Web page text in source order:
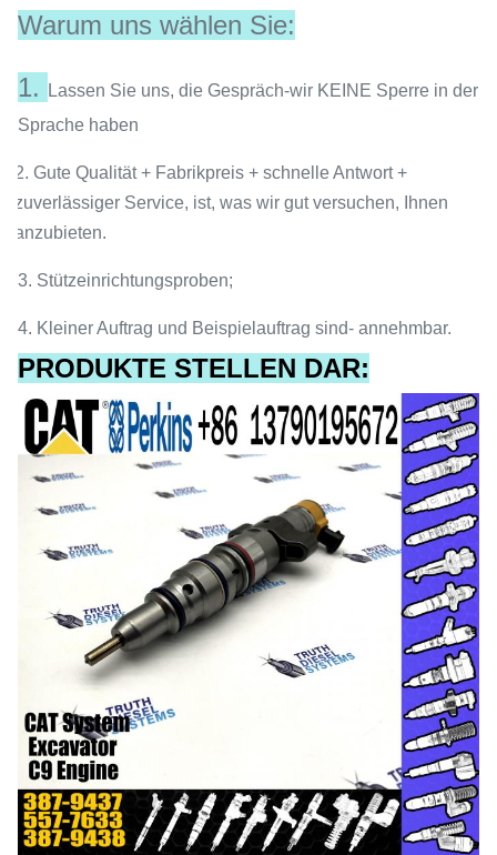
Warum uns wählen Sie:
1.
Lassen Sie uns, die Gespräch-wir KEINE Sperre in der
Sprache haben
2. Gute Qualität + Fabrikpreis + schnelle Antwort +
zuverlässiger Service, ist, was wir gut versuchen, Ihnen
anzubieten.
3. Stützeinrichtungsproben;
4. Kleiner Auftrag und Beispielauftrag sind- annehmbar.
PRODUKTE STELLEN DAR: